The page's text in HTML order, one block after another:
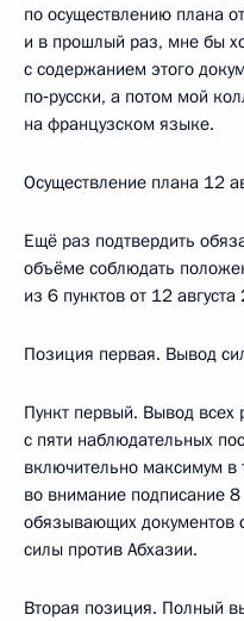
по осуществлению плана
и в прошлый раз, мне бы
с содержанием этого
по‑русски, а потом мой
на французском языке.
Осуществление плана 12
Ещё раз подтвердить
объёме соблюдать
из 6 пунктов от 12
Позиция первая. Вывод
Пункт первый. Вывод всех
с пяти наблюдательных
включительно максимум в
во внимание подписание
обязывающих документов
силы против Абхазии.
Вторая позиция. Полный